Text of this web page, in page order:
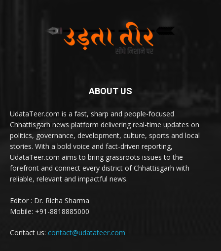
ABOUT US
UdataTeer.com is a fast, sharp and people-focused
Chhattisgarh news platform delivering real-time updates on
politics, governance, development, culture, sports and local
stories. With a bold voice and fact-driven reporting,
UdataTeer.com aims to bring grassroots issues to the
forefront and connect every district of Chhattisgarh with
reliable, relevant and impactful news.
Editor : Dr. Richa Sharma
Mobile: +91-8818885000
Contact us: contact@udatateer.com